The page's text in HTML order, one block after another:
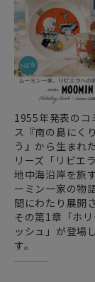
1955年発表のコ
ス『南の島にく
う』から生まれ
リーズ「リビエラ
地中海沿岸を旅
ーミン一家の物
間にわたり展開さ
その第1章「ホリ
ッシュ」が登場
す。